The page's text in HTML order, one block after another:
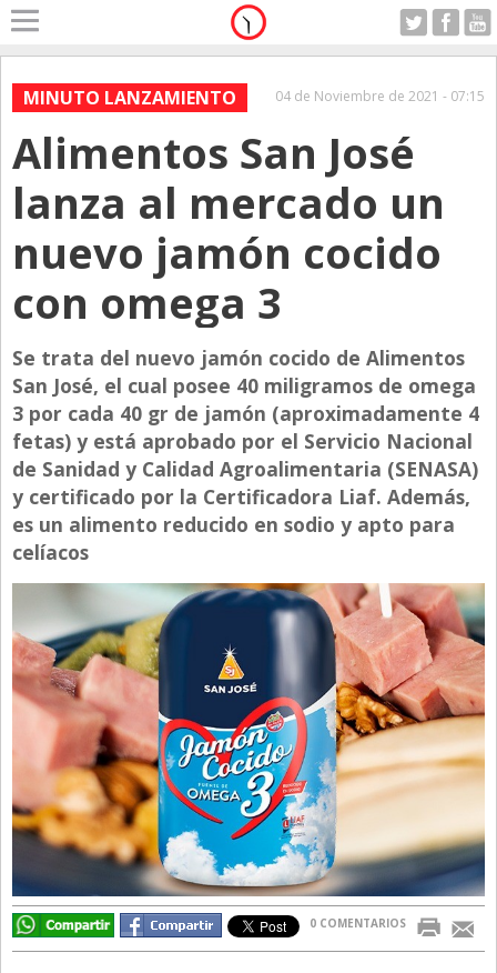
Home
A Motor
Alerta
Anticipo
Campo
Carrera & Emprendedores
Club House
Con Estilo
De Bolsillo
Diarios de Argentina
Diarios del Mundo
Directivos
Ecología y Ambiente
Economía
El Experto
El Innovador
El Precio Que Yo Ví
Entrevista
Entrevista Exclusiva
Finanzas
Gastronomia
Internacionales
La Opinión del Director
MINUTO LANZAMIENTO 04 de Noviembre de 2021 - 07:15
Alimentos San José
lanza al mercado un
nuevo jamón cocido
con omega 3
Se trata del nuevo jamón cocido de Alimentos
San José, el cual posee 40 miligramos de omega
3 por cada 40 gr de jamón (aproximadamente 4
fetas) y está aprobado por el Servicio Nacional
de Sanidad y Calidad Agroalimentaria (SENASA)
y certificado por la Certificadora Liaf. Además,
es un alimento reducido en sodio y apto para
celíacos
0 COMENTARIOS